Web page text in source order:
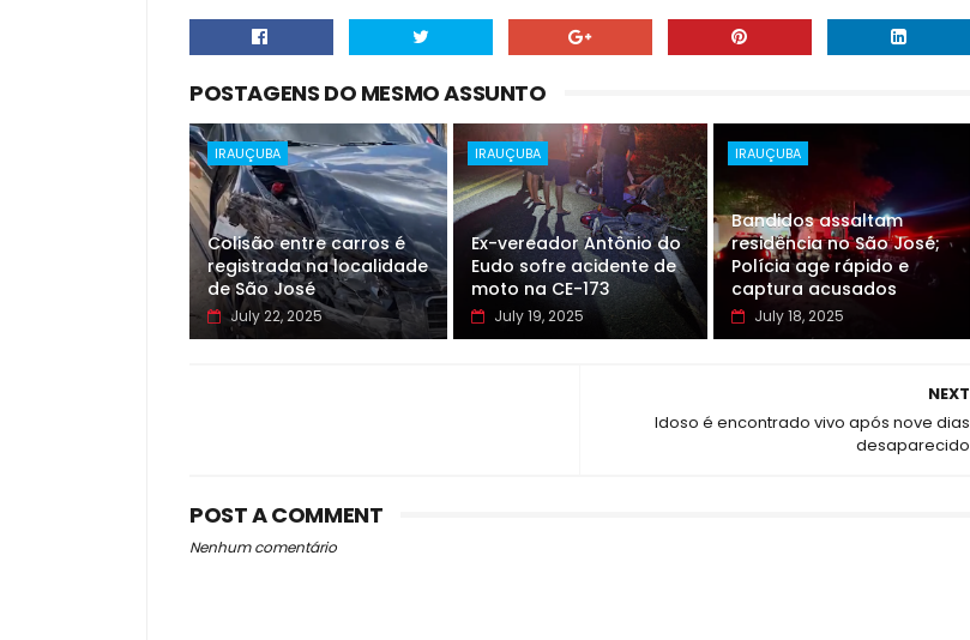
POSTAGENS DO MESMO ASSUNTO
IRAUÇUBA
Colisão entre carros é
registrada na localidade
de São José
July 22, 2025
IRAUÇUBA
Ex-vereador Antônio do
Eudo sofre acidente de
moto na CE-173
July 19, 2025
IRAUÇUBA
Bandidos assaltam
residência no São José;
Polícia age rápido e
captura acusados
July 18, 2025
NEXT
Idoso é encontrado vivo após nove dias
desaparecido
POST A COMMENT
Nenhum comentário